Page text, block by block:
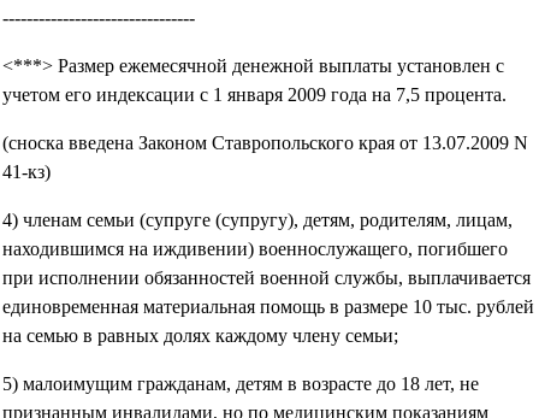
--------------------------------
<***> Размер ежемесячной денежной выплаты установлен с
учетом его индексации с 1 января 2009 года на 7,5 процента.
(сноска введена Законом Ставропольского края от 13.07.2009 N
41-кз)
4) членам семьи (супруге (супругу), детям, родителям, лицам,
находившимся на иждивении) военнослужащего, погибшего
при исполнении обязанностей военной службы, выплачивается
единовременная материальная помощь в размере 10 тыс. рублей
на семью в равных долях каждому члену семьи;
5) малоимущим гражданам, детям в возрасте до 18 лет, не
признанным инвалидами, но по медицинским показаниям